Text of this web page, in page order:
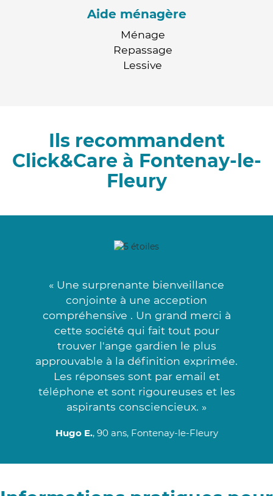
Aide ménagère
Ménage
Repassage
Lessive
Ils recommandent
Click&Care à Fontenay-le-
Fleury
« Une surprenante bienveillance
conjointe à une acception
compréhensive . Un grand merci à
cette société qui fait tout pour
trouver l'ange gardien le plus
approuvable à la définition exprimée.
Les réponses sont par email et
téléphone et sont rigoureuses et les
aspirants consciencieux. »
Hugo E., 90 ans, Fontenay-le-Fleury